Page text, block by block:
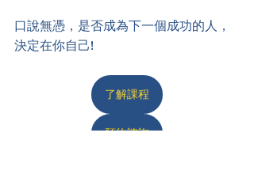
口說無憑，是否成為下一個成功的人，
決定在你自己!
了解課程
預約諮詢